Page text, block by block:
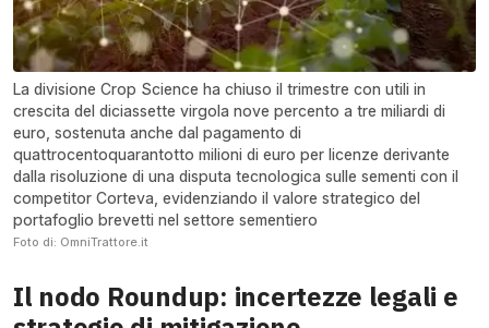
La divisione Crop Science ha chiuso il trimestre con utili in
crescita del diciassette virgola nove percento a tre miliardi di
euro, sostenuta anche dal pagamento di
quattrocentoquarantotto milioni di euro per licenze derivante
dalla risoluzione di una disputa tecnologica sulle sementi con il
competitor Corteva, evidenziando il valore strategico del
portafoglio brevetti nel settore sementiero
Foto di: OmniTrattore.it
Il nodo Roundup: incertezze legali e